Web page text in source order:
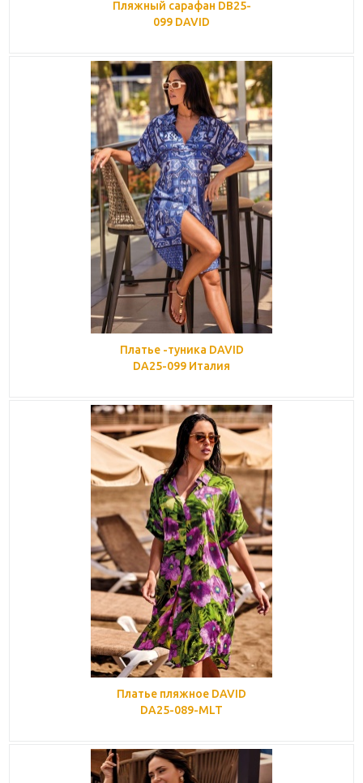
Пляжный сарафан DB25-
099 DAVID
Платье -туника DAVID
DA25-099 Италия
Платье пляжное DAVID
DA25-089-MLT